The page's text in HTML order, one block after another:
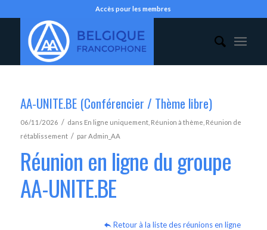
Accès pour les membres
AA-UNITE.BE (Conférencier / Thème libre)
06/11/2026 / dans En ligne uniquement, Réunion à thème Réunion de
rétablissement / parAdmin_AA
Réunion en ligne du groupe
AA-UNITE.BE
Retour à la liste des réunions en ligne